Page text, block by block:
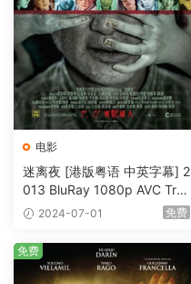
电影
迷离夜 [港版粤语 中英字幕] 2
013 BluRay 1080p AVC Tru
eHD5.1 [BDISO 22.64GB]
2024-07-01 免费
免费